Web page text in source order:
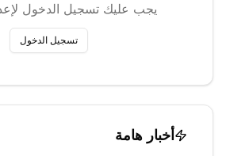
يجب عليك تسجيل الدخول
تسجيل الدخول
أخبار هامة